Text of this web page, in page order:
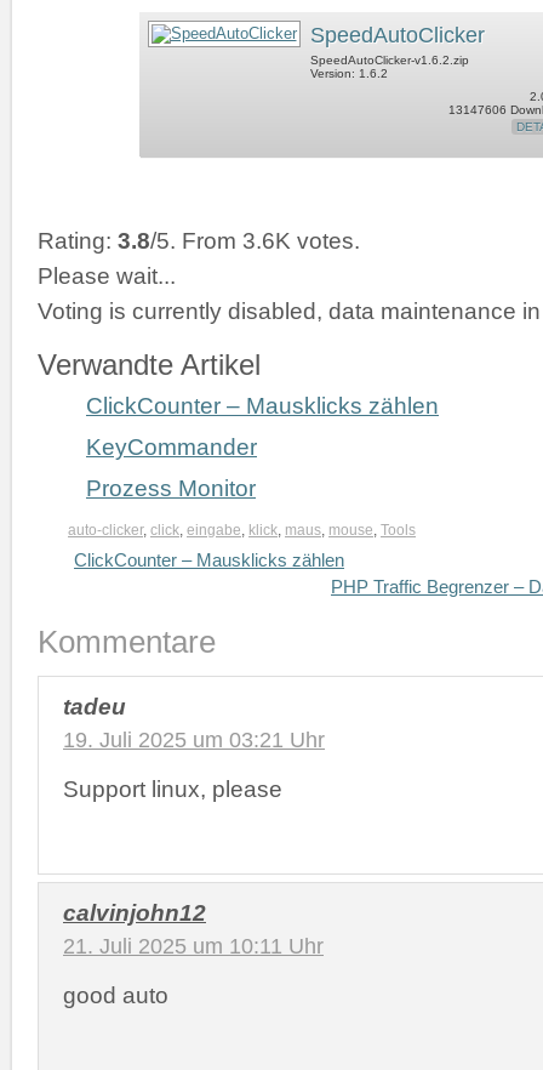
SpeedAutoClicker
SpeedAutoClicker-v1.6.2.zip
Version: 1.6.2
13147606
Rating: 3.8/5. From 3.6K votes.
Please wait...
Voting is currently disabled, data maintenance
Verwandte Artikel
ClickCounter – Mausklicks zählen
KeyCommander
Prozess Monitor
auto-clicker, click, eingabe, klick, maus, mouse, Tools
ClickCounter – Mausklicks zählen
PHP Traffic Begrenzer –
Kommentare
tadeu
19. Juli 2025 um 03:21 Uhr
Support linux, please
calvinjohn12
21. Juli 2025 um 10:11 Uhr
good auto